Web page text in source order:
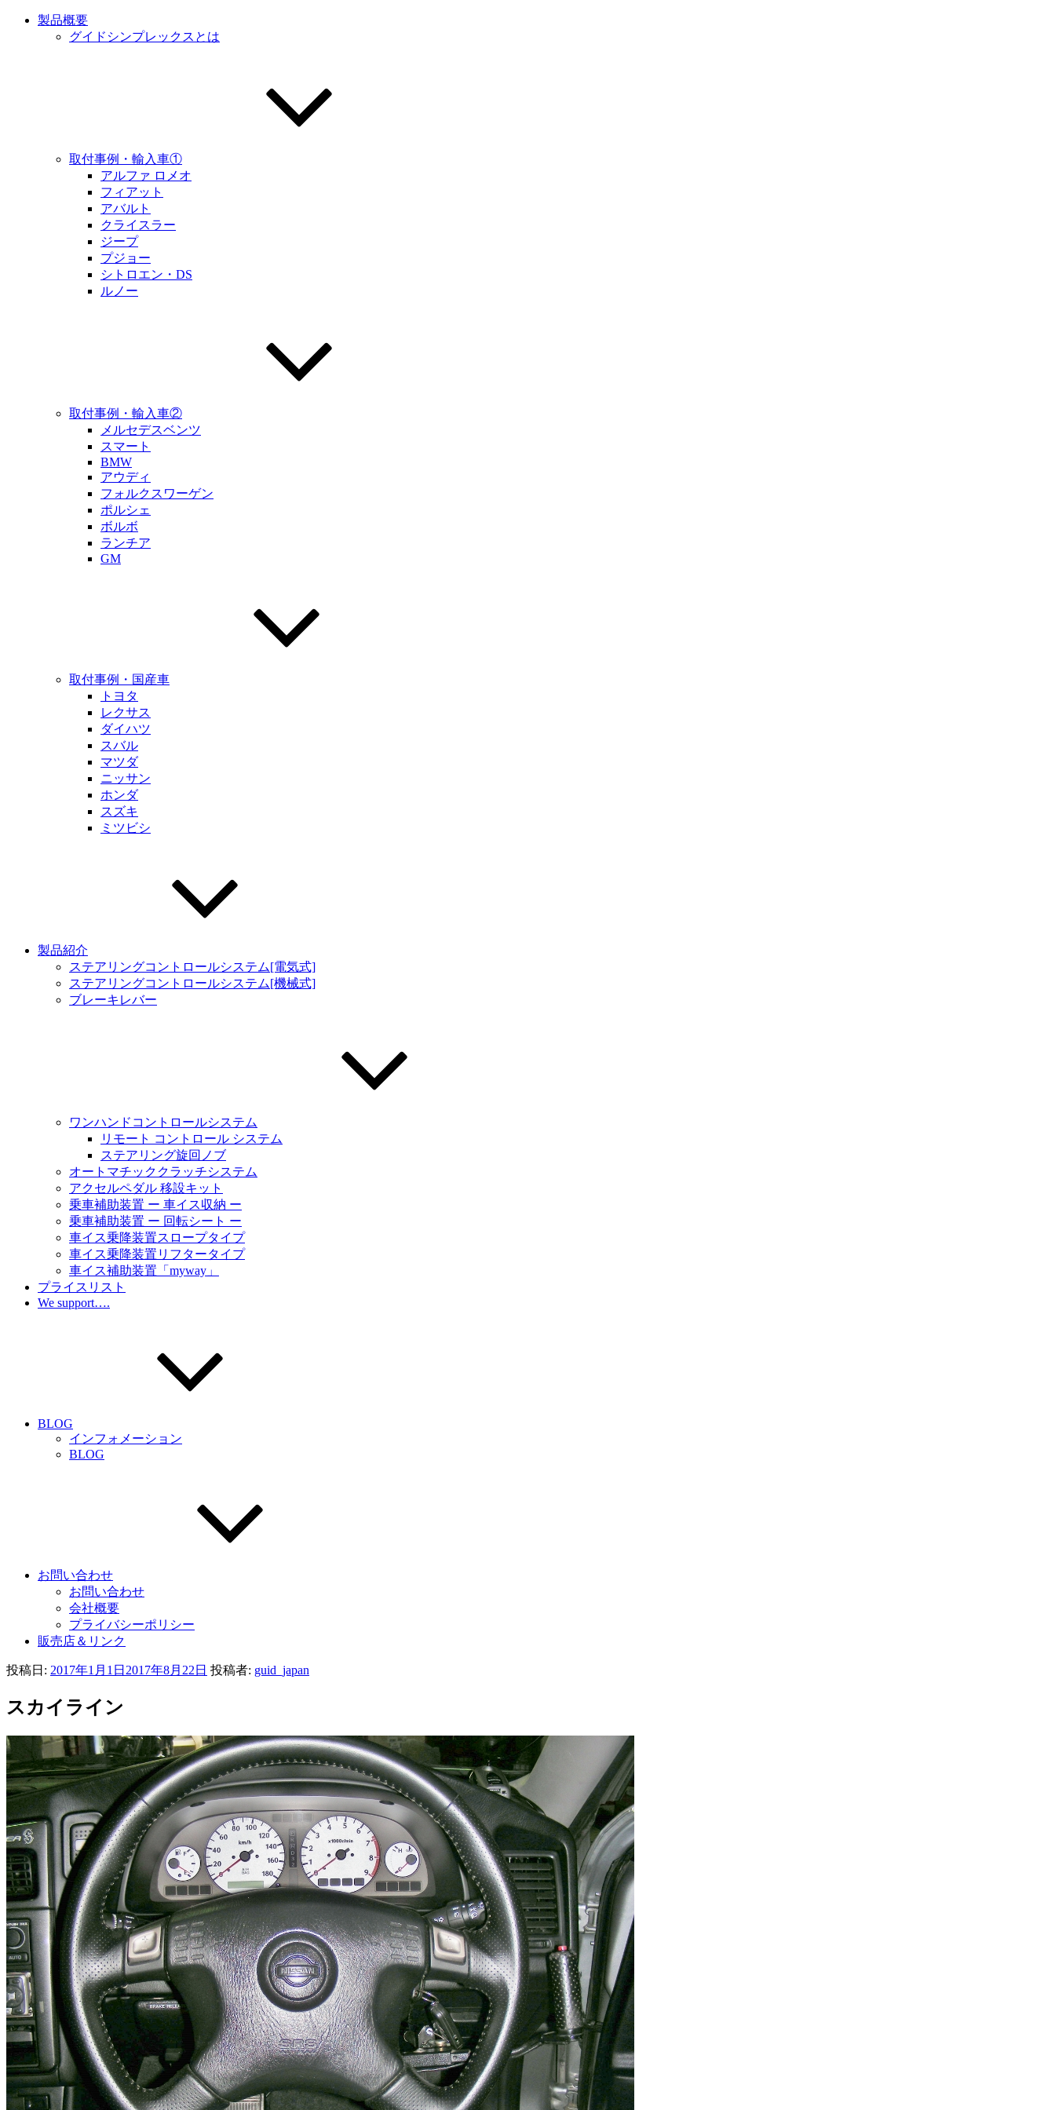
製品概要
グイドシンプレックスとは
取付事例・輸入車①
アルファ ロメオ
フィアット
アバルト
クライスラー
ジープ
プジョー
シトロエン・DS
ルノー
取付事例・輸入車②
メルセデスベンツ
スマート
BMW
アウディ
フォルクスワーゲン
ポルシェ
ボルボ
ランチア
GM
取付事例・国産車
トヨタ
レクサス
ダイハツ
スバル
マツダ
ニッサン
ホンダ
スズキ
ミツビシ
製品紹介
ステアリングコントロールシステム[電気式]
ステアリングコントロールシステム[機械式]
ブレーキレバー
ワンハンドコントロールシステム
リモート コントロール システム
ステアリング旋回ノブ
オートマチッククラッチシステム
アクセルペダル 移設キット
乗車補助装置 ー 車イス収納 ー
乗車補助装置 ー 回転シート ー
車イス乗降装置スロープタイプ
車イス乗降装置リフタータイプ
車イス補助装置「myway」
プライスリスト
We support….
BLOG
インフォメーション
BLOG
お問い合わせ
お問い合わせ
会社概要
プライバシーポリシー
販売店＆リンク
投稿日: 2017年1月1日 2017年8月22日 投稿者: guid_japan
スカイライン